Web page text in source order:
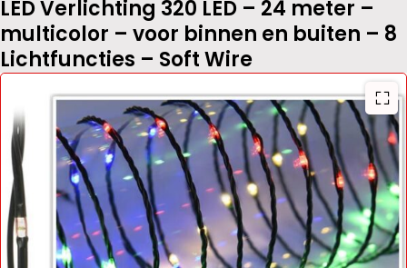
LED Verlichting 320 LED – 24 meter –
multicolor – voor binnen en buiten – 8
Lichtfuncties – Soft Wire